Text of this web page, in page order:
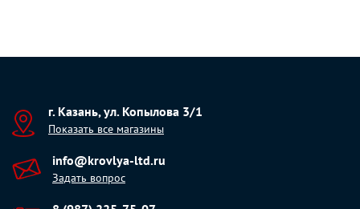
г. Казань, ул. Копылова 3/1
Показать все магазины
info@krovlya-ltd.ru
Задать вопрос